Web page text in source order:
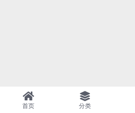
首页 分类